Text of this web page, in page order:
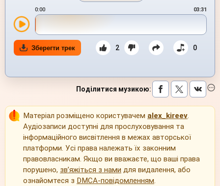
0:00 03:31
Зберегти трек 2 0
Поділитися музикою:
Матеріал розміщено користувачем alex_kireev.
Аудіозаписи доступні для прослуховування та
інформаційного висвітлення в межах авторської
платформи. Усі права належать їх законним
правовласникам. Якщо ви вважаєте, що ваші права
порушено, зв’яжіться з нами для видалення, або
ознайомтеся з DMCA-повідомленням.